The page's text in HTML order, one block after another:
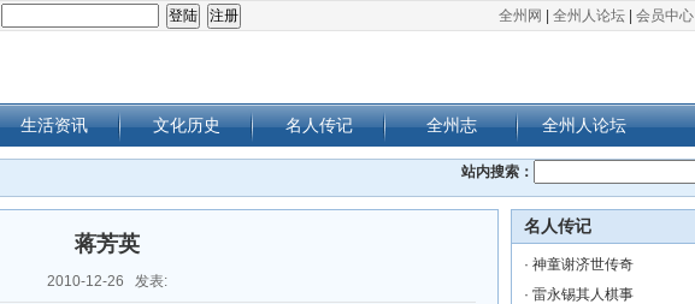
全州网 全州人论坛 会员中心
生活资讯 文化历史 名人传记 全州志 全州人论坛
站内搜索：
蒋芳英
2010-12-26 发表:
名人传记
· 神童谢济世传奇
· 雷永锡其人棋事